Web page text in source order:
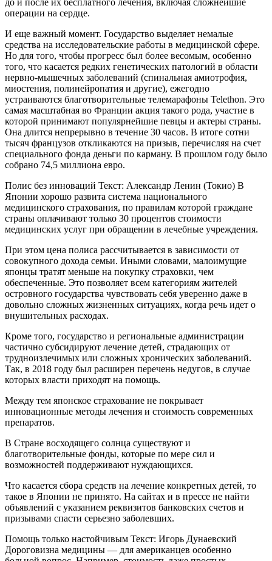
до и после их бесплатного лечения, включая сложнейшие
операции на сердце.
И еще важный момент. Государство выделяет немалые
средства на исследовательские работы в медицинской сфере.
Но для того, чтобы прогресс был более весомым, особенно
того, что касается редких генетических патологий в области
нервно-мышечных заболеваний (спинальная амиотрофия,
миостения, полинейропатия и другие), ежегодно
устраиваются благотворительные телемарафоны Telethon. Это
самая масштабная во Франции акция такого рода, участие в
которой принимают популярнейшие певцы и актеры страны.
Она длится непрерывно в течение 30 часов. В итоге сотни
тысяч французов откликаются на призыв, перечисляя на счет
специального фонда деньги по карману. В прошлом году было
собрано 74,5 миллиона евро.
Полис без инноваций Текст: Александр Ленин (Токио) В
Японии хорошо развита система национального
медицинского страхования, по правилам которой граждане
страны оплачивают только 30 процентов стоимости
медицинских услуг при обращении в лечебные учреждения.
При этом цена полиса рассчитывается в зависимости от
совокупного дохода семьи. Иными словами, малоимущие
японцы тратят меньше на покупку страховки, чем
обеспеченные. Это позволяет всем категориям жителей
островного государства чувствовать себя уверенно даже в
довольно сложных жизненных ситуациях, когда речь идет о
внушительных расходах.
Кроме того, государство и региональные администрации
частично субсидируют лечение детей, страдающих от
трудноизлечимых или сложных хронических заболеваний.
Так, в 2018 году был расширен перечень недугов, в случае
которых власти приходят на помощь.
Между тем японское страхование не покрывает
инновационные методы лечения и стоимость современных
препаратов.
В Стране восходящего солнца существуют и
благотворительные фонды, которые по мере сил и
возможностей поддерживают нуждающихся.
Что касается сбора средств на лечение конкретных детей, то
такое в Японии не принято. На сайтах и в прессе не найти
объявлений с указанием реквизитов банковских счетов и
призывами спасти серьезно заболевших.
Помощь только настойчивым Текст: Игорь Дунаевский
Дороговизна медицины — для американцев особенно